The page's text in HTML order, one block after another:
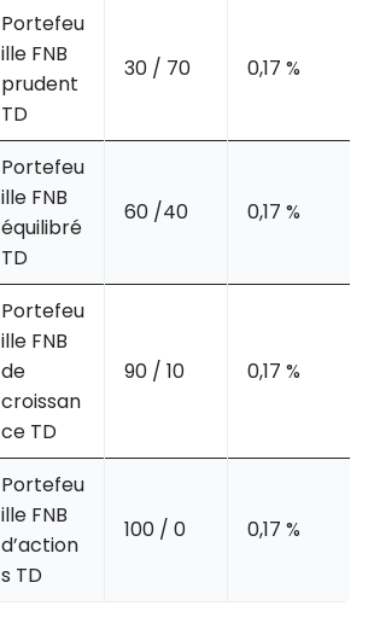
Portefeu
ille FNB
prudent
TD
30 / 70 0,17 %
Portefeu
ille FNB
équilibré
TD
60 /40 0,17 %
Portefeu
ille FNB
de
croissan
ce TD
90 / 10 0,17 %
Portefeu
ille FNB
d’action
s TD
100 / 0 0,17 %